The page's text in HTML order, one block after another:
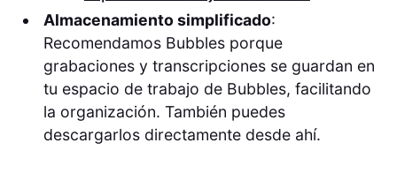
Almacenamiento simplificado:
Recomendamos Bubbles porque
grabaciones y transcripciones se guardan en
tu espacio de trabajo de Bubbles, facilitando
la organización. También puedes
descargarlos directamente desde ahí.